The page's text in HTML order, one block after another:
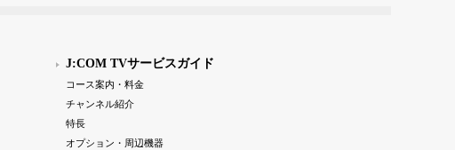
J:COM TVサービスガイド
コース案内・料金
チャンネル紹介
特長
オプション・周辺機器